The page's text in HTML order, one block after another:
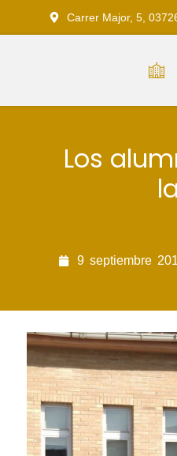
Carrer Major, 5,
Los
9 septiembre